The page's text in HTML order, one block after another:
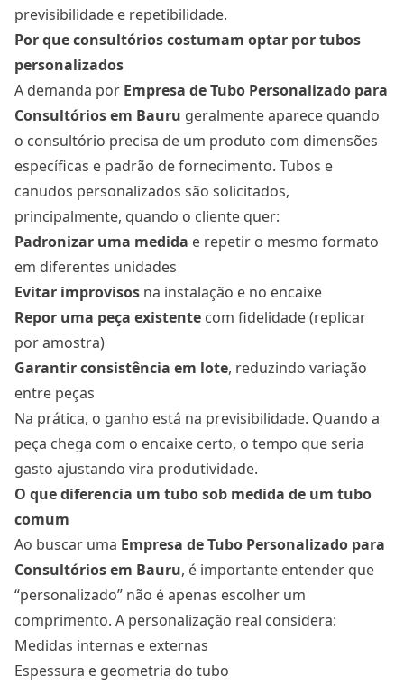
previsibilidade e repetibilidade.
Por que consultórios costumam optar por tubos
personalizados
A demanda por Empresa de Tubo Personalizado para
Consultóriosem Bauru geralmente aparece quando
o consultório precisa de um produto com dimensões
específicas e padrão de fornecimento. Tubos e
canudos personalizados são solicitados,
principalmente, quando o cliente quer:
Padronizar uma medida e repetir o mesmo formato
em diferentes unidades
Evitar improvisos na instalação e no encaixe
Repor uma peça existente com fidelidade (replicar
por amostra)
Garantir consistência em lote, reduzindo variação
entre peças
Na prática, o ganho está na previsibilidade. Quando a
peça chega com o encaixe certo, o tempo que seria
gasto ajustando vira produtividade.
O que diferencia um tubo sob medida de um tubo
comum
Ao buscar uma Empresa de Tubo Personalizado para
Consultóriosem Bauru, é importante entender que
“personalizado” não é apenas escolher um
comprimento. A personalização real considera:
Medidas internas e externas
Espessura e geometria do tubo